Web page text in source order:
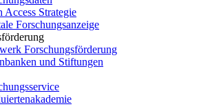
Access Strategie
Forschungsanzeige
Forschungsförderung
und Stiftungen